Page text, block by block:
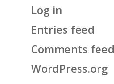
Log in
Entries feed
Comments feed
WordPress.org